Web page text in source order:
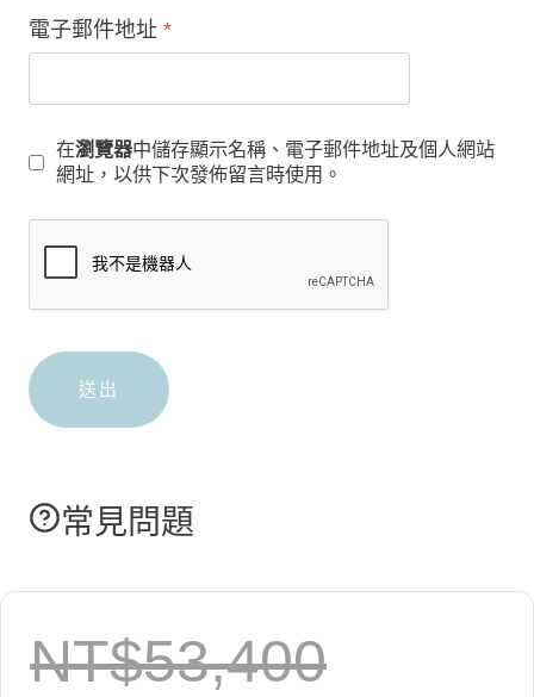
電子郵件地址 *
在瀏覽器中儲存顯示名稱、電子郵件地址及個人網站
網址，以供下次發佈留言時使用。
常見問題
NT$53,400原